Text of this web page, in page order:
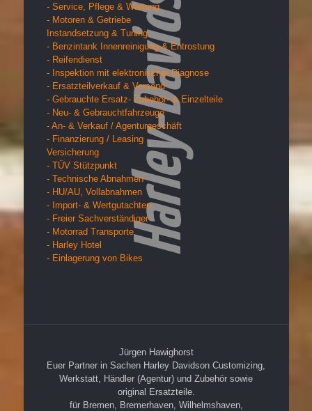
- Service, Pflege & Wartung
- Motoren & Getriebe
Instandsetzung & Tuning
- Benzintank Innenreinigung & Entrostung
- Reifendienst
- Inspektion mit elektronischer Diagnose
- Ersatzteilverkauf & Versand
- Gebrauchte Ersatz- Zubehör- & Einzelteile
- Neu- & Gebrauchtfahrzeuge
- An- & Verkauf / Agenturgeschäft
- Finanzierung / Leasing
Versicherung
- TÜV Stützpunkt
- Technische Abnahmen
- HU/AU, Vollabnahmen
- Import- & Wertgutachten
- Freier Sachverständiger
- Motorrad Transporte
- Harley Hotel
- Einlagerung von Bikes
Jürgen Hawighorst
Euer Partner in Sachen Harley Davidson Customizing,
Werkstatt, Händler (Agentur) und Zubehör sowie
original Ersatzteile.
für Bremen, Bremerhaven, Wilhelmshaven,